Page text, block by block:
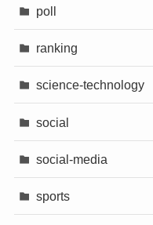
poll
ranking
science-technology
social
social-media
sports